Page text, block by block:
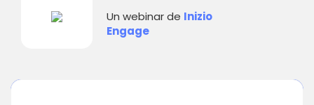
Un webinar de Inizio
Engage